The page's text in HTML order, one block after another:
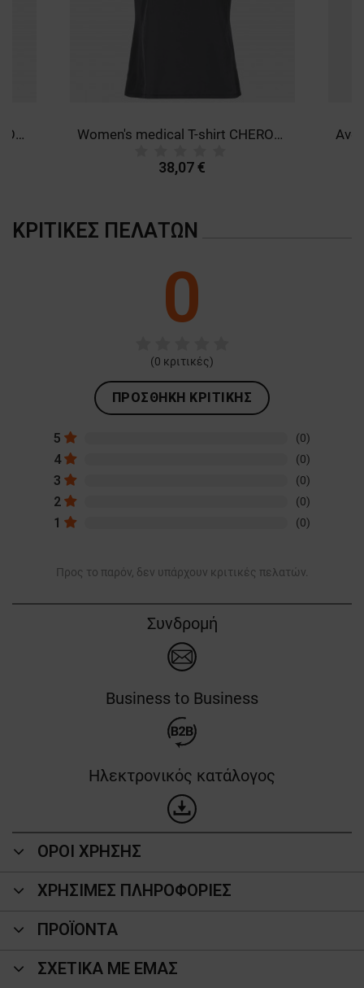
Women's medical T-shirt CHEROKEE BLACK WWE698. Women's medical T-shirt CHEROKEE GREY WWE698.
38,07 €
ΚΡΙΤΙΚΈΣ ΠΕΛΑΤΏΝ
0
(0 κριτικές)
ΠΡΟΣΘΉΚΗ ΚΡΙΤΙΚΉΣ
5 (0)
4 (0)
3 (0)
2 (0)
1 (0)
Προς το παρόν, δεν υπάρχουν κριτικές πελατών.
Συνδρομή
Business to Business
Ηλεκτρονικός κατάλογος
ΟΡΟΙ ΧΡΗΣΗΣ
ΧΡΗΣΙΜΕΣ ΠΛΗΡΟΦΟΡΙΕΣ
ΠΡΟΪΌΝΤΑ
ΣΧΕΤΙΚΑ ΜΕ ΕΜΑΣ